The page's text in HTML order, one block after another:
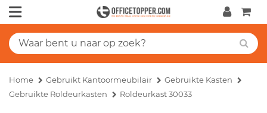
Home Gebruikt Kantoormeubilair
Gebruikte Kasten
Gebruikte Roldeurkasten
Roldeurkast 30033